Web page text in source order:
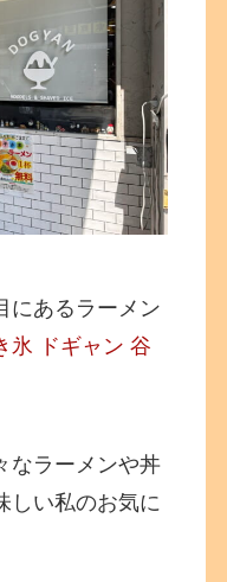
にあるラーメン
氷 ドギャン 谷
なラーメンや丼
しい私のお気に